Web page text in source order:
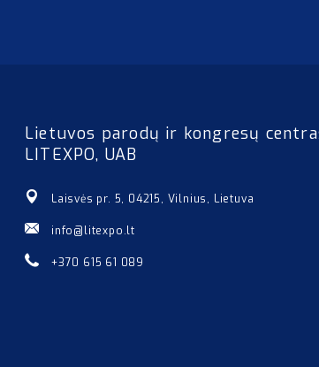
Lietuvos parodų ir kongresų
LITEXPO, UAB
Laisvės pr. 5, 04215, Vilnius, Lietuva
info@litexpo.lt
+370 615 61 089